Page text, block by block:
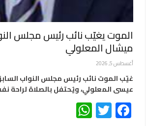
الموت يغيّب نائب رئيس مجلس
ميشال المعلولي
أغسطس 5, 2026
غيّب الموت نائب رئيس مجلس النواب
عيسى المعلولي، ويُحتفل بالصلاة لراحة
Facebook
Twitter